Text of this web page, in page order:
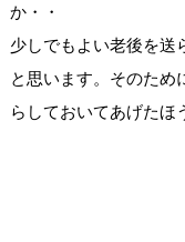
か・・
少しでもよい老後を送
と思います。そのため
らしておいてあげたほ